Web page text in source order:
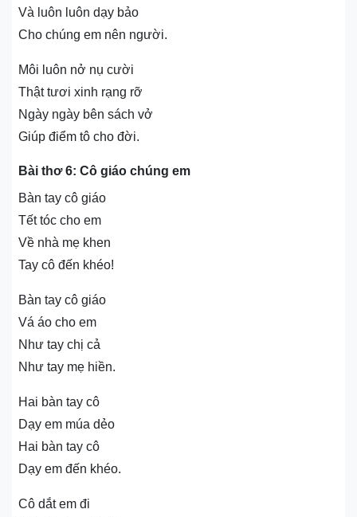
Và luôn luôn dạy bảo
Cho chúng em nên người.
Môi luôn nở nụ cười
Thật tươi xinh rạng rỡ
Ngày ngày bên sách vở
Giúp điểm tô cho đời.
Bài thơ 6: Cô giáo chúng em
Bàn tay cô giáo
Tết tóc cho em
Về nhà mẹ khen
Tay cô đến khéo!
Bàn tay cô giáo
Vá áo cho em
Như tay chị cả
Như tay mẹ hiền.
Hai bàn tay cô
Dạy em múa dẻo
Hai bàn tay cô
Dạy em đến khéo.
Cô dắt em đi